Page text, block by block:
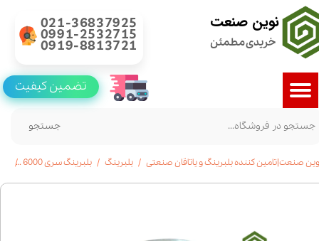
نوین صنعت
خریدی مطمئن
021-36837925
0991-2532715
0919-8813721
جستجو
تضمین کیفیت
صنعت|تامین کننده بلبرینگ و یاتاقان صنعتی بلبرینگ بلبرینگ سری 6000